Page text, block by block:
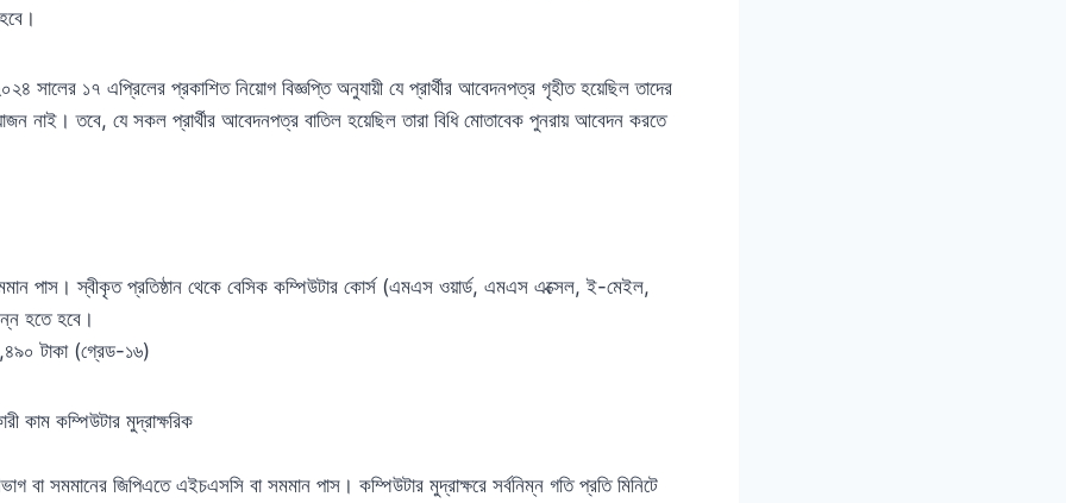
সালের ১৭ এপ্রিলের প্রকাশিত নিয়োগ বিজ্ঞপ্তি অনুযায়ী যে প্রার্থীর আবেদনপত্র গৃহীত হয়েছিল তাদের
নাই। তবে, যে সকল প্রার্থীর আবেদনপত্র বাতিল হয়েছিল তারা বিধি মোতাবেক পুনরায় আবেদন করতে
পাস। স্বীকৃত প্রতিষ্ঠান থেকে বেসিক কম্পিউটার কোর্স (এমএস ওয়ার্ড, এমএস এক্সেল, ই-মেইল,
হতে হবে।
টাকা (গ্রেড-১৬)
কাম কম্পিউটার মুদ্রাক্ষরিক
বা সমমানের জিপিএতে এইচএসসি বা সমমান পাস। কম্পিউটার মুদ্রাক্ষরে সর্বনিম্ন গতি প্রতি মিনিটে